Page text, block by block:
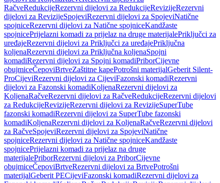
RačveRedukcijeRezervni dijelovi za RedukcijeRevizijeRezervni
dijelovi za RevizijeSpojeviRezervni dijelovi za SpojeviNatične
spojniceRezervni dijelovi za Natične spojniceKandžaste
spojnicePrijelazni komadi za prijelaz na druge materijalePriključci za
uređajeRezervni dijelovi za Priključci za uređajePriključna
koljenaRezervni dijelovi za Priključna koljenaSpojni
komadiRezervni dijelovi za Spojni komadiPriborCijevne
obujmiceČepoviBrtveZaštitne kapePotrošni materijalGeberit Silent-
ProCijeviRezervni dijelovi za CijeviFazonski komadiRezervni
dijelovi za Fazonski komadiKoljenaRezervni dijelovi za
KoljenaRačveRezervni dijelovi za RačveRedukcijeRezervni dijelovi
za RedukcijeRevizijeRezervni dijelovi za RevizijeSuperTube
fazonski komadiRezervni dijelovi za SuperTube fazonski
komadiKoljenaRezervni dijelovi za KoljenaRačveRezervni dijelovi
za RačveSpojeviRezervni dijelovi za SpojeviNatične
spojniceRezervni dijelovi za Natične spojniceKandžaste
spojnicePrijelazni komadi za prijelaz na druge
materijalePriborRezervni dijelovi za PriborCijevne
obujmiceČepoviBrtveRezervni dijelovi za BrtvePotrošni
materijalGeberit PECijeviFazonski komadiRezervni dijelovi za